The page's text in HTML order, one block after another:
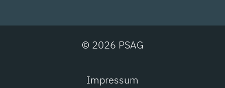
© 2026 PSAG
Impressum